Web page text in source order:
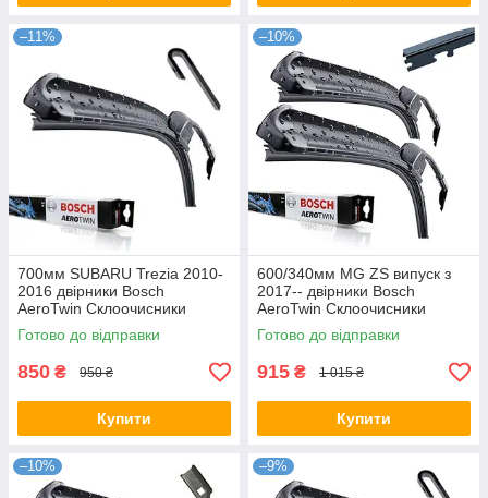
–11%
700мм SUBARU Trezia 2010-
2016 двірники Bosch
AeroTwin Склоочисники
Готово до відправки
850 ₴ 950 ₴
Купити
–10%
600/340мм MG ZS випуск з
2017-- двірники Bosch
AeroTwin Склоочисники
Готово до відправки
915 ₴ 1 015 ₴
Купити
–10% –9%